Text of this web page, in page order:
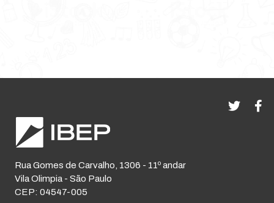
Rua Gomes de Carvalho, 1306 - 11º andar
Vila Olimpia - São Paulo
CEP: 04547-005